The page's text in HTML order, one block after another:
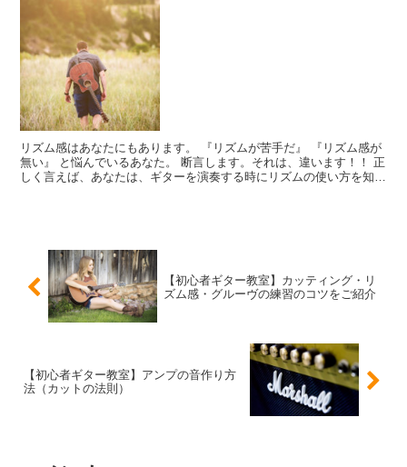
リズム感はあなたにもあります。 『リズムが苦手だ』 『リズム感が
無い』 と悩んでいるあなた。 断言します。それは、違います！！ 正
しく言えば、あなたは、ギターを演奏する時にリズムの使い方を知ら
【初心者ギター教室】カッティング・リ
ズム感・グルーヴの練習のコツをご紹介
【初心者ギター教室】アンプの音作り方
法（カットの法則）